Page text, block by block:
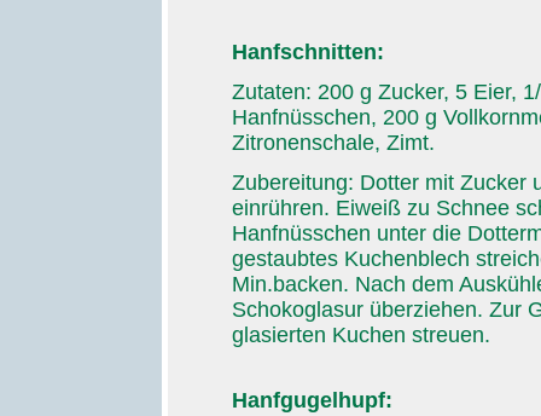
Hanfschnitten:
Zutaten: 200 g Zucker, 5 Eier,
Hanfnüsschen, 200 g
Zitronenschale, Zimt.
Zubereitung: Dotter mit Zucker
einrühren. Eiweiß zu Schnee
Hanfnüsschen unter die
gestaubtes Kuchenblech
Min.backen. Nach dem
Schokoglasur überziehen. Zur
glasierten Kuchen streuen.
Hanfgugelhupf: